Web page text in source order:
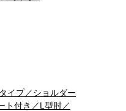
イプ／ショルダー
ト付き／L型肘／